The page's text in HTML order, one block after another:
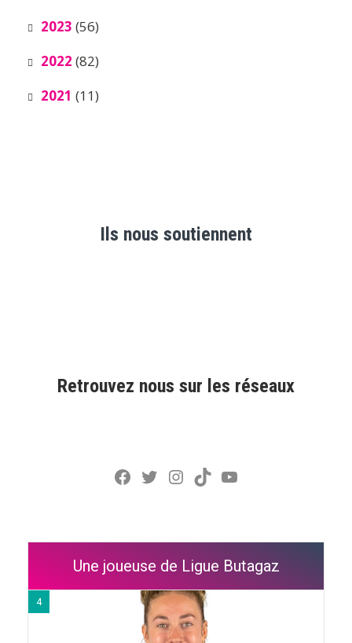
2023 (56)
2022 (82)
2021 (11)
Ils nous soutiennent
Retrouvez nous sur les réseaux
Facebook
Twitter
Instagram
TikTokYouTube
Une joueuse de Ligue Butagaz
4